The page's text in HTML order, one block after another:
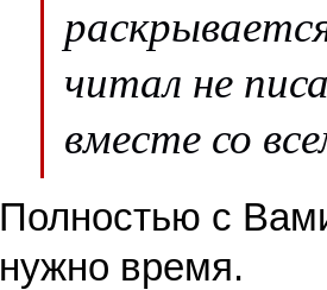
приползает
читал не
вместе со
обогнал в
записали в
Полностью с
нужно время.